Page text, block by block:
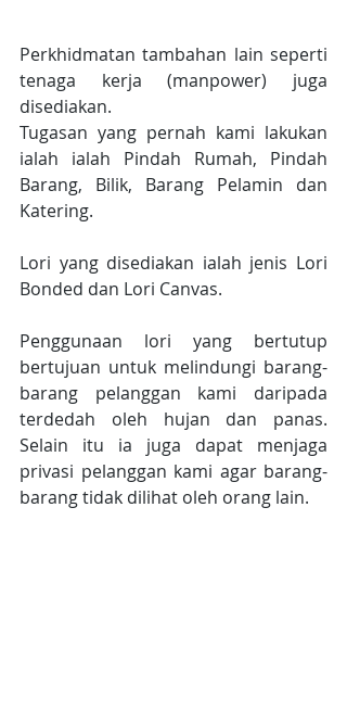
Perkhidmatan tambahan lain seperti
tenaga kerja (manpower) juga
disediakan.
Tugasan yang pernah kami lakukan
ialah ialah Pindah Rumah, Pindah
Barang, Bilik, Barang Pelamin dan
Katering.
Lori yang disediakan ialah jenis Lori
Bonded dan Lori Canvas.
Penggunaan lori yang bertutup
bertujuan untuk melindungi barang-
barang pelanggan kami daripada
terdedah oleh hujan dan panas.
Selain itu ia juga dapat menjaga
privasi pelanggan kami agar barang-
barang tidak dilihat oleh orang lain.